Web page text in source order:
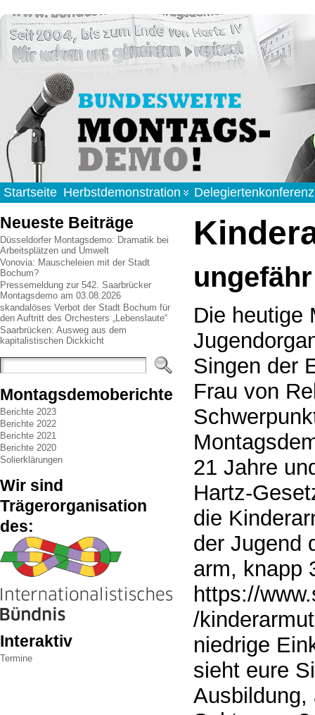
Startseite Herbstdemonstration Delegiertenkonferenz
Neueste Beiträge
Düsseldorfer Montagsdemo: Dramatik bei
Arbeitsplätzen und Umwelt
Vonovia: Mauscheleien mit der Stadt
Bochum?
Pressemeldung zur 542. Saarbrücker
Montagsdemo am 03.08.2026
skandalöses Verbot der Stadt Bochum für
den Auftritt des Orchesters „Lebenslaute“
Saarbrücken: Ausweg aus dem
kapitalistischen Dickkicht
Montagsdemoberichte
Berichte 2023
Berichte 2022
Berichte 2021
Berichte 2020
Solierklärungen
Wir sind
Trägerorganisation
des:
Interaktiv
Termine
Die heutige
Singen der
Frau von
21 Jahre
Hartz-
die
der Jugend
arm, knapp
https://
/
niedrige
sieht eure
Ausbildung,